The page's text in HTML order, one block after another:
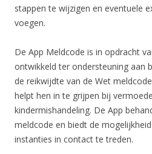
stappen te wijzigen en eventuele
voegen.
De App Meldcode is in opdracht
ontwikkeld ter ondersteuning aan
de reikwijdte van de Wet
helpt hen in te grijpen bij
kindermishandeling. De App
meldcode en biedt de
instanties in contact te treden.